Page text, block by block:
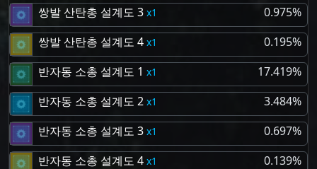
쌍발 산탄총 설계도 3
1
0.975%
쌍발 산탄총 설계도 4
1
0.195%
반자동 소총 설계도 1
1
17.419%
반자동 소총 설계도 2
1
3.484%
반자동 소총 설계도 3
1
0.697%
반자동 소총 설계도 4
1
0.139%